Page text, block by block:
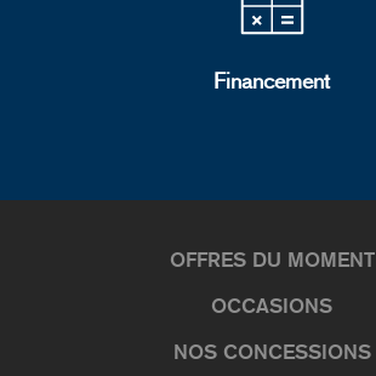
Financement
OFFRES DU MOMENT
OCCASIONS
NOS CONCESSIONS